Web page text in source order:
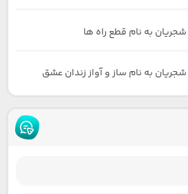
به نام قطع راه ها
به نام ساز و آواز زندان عشق